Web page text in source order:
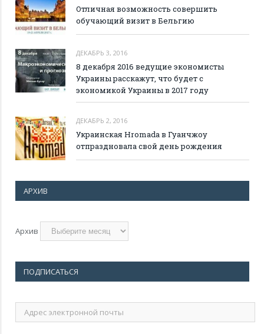
Отличная возможность совершить
обучающий визит в Бельгию
ДЕКАБРЬ 3, 2016
8 декабря 2016 ведущие экономисты
Украины расскажут, что будет с
экономикой Украины в 2017 году
ДЕКАБРЬ 2, 2016
Украинская Hromada в Гуанчжоу
отпраздновала свой день рождения
АРХИВ
Архив
ПОДПИСАТЬСЯ
Адрес
электронной